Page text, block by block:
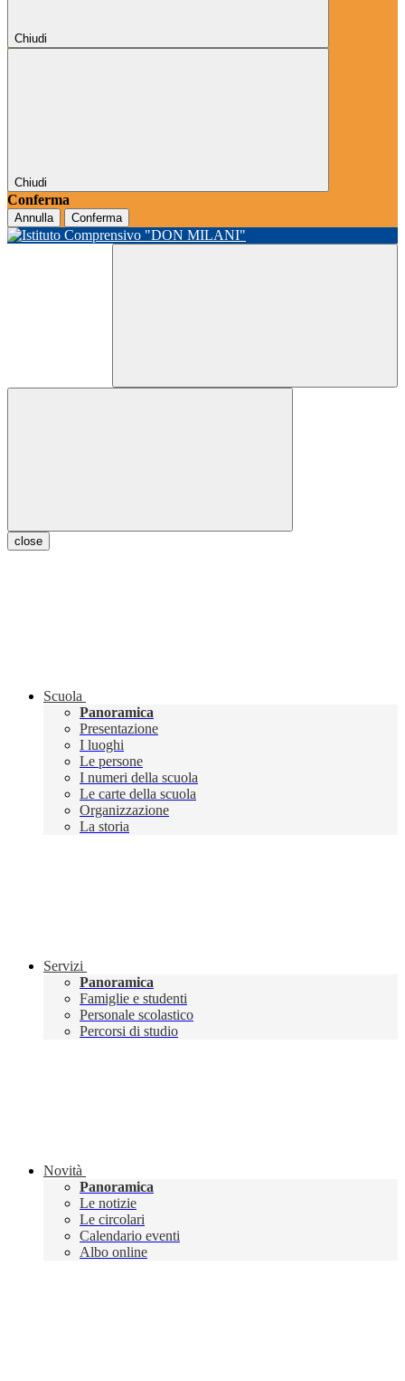
Chiudi
Chiudi
Conferma
Annulla Conferma
close
Scuola
Panoramica
Presentazione
I luoghi
Le persone
I numeri della scuola
Le carte della scuola
Organizzazione
La storia
Servizi
Panoramica
Famiglie e studenti
Personale scolastico
Percorsi di studio
Novità
Panoramica
Le notizie
Le circolari
Calendario eventi
Albo online